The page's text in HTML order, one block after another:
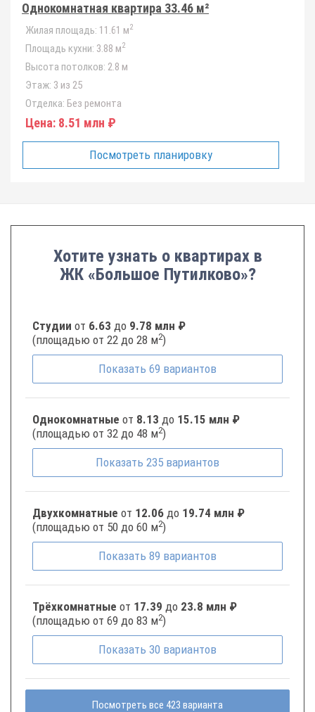
Однокомнатная квартира 33.46 м²
Жилая площадь: 11.61 м2
Площадь кухни: 3.88 м2
Высота потолков: 2.8 м
Этаж: 3 из 25
Отделка: Без ремонта
Цена: 8.51 млн ₽
Посмотреть планировку
Хотите узнать о квартирах в
ЖК «Большое Путилково»?
Студии от 6.63 до 9.78 млн ₽
(площадью от 22 до 28 м2)
Показать 69 вариантов
Однокомнатные от 8.13 до 15.15 млн ₽
(площадью от 32 до 48 м2)
Показать 235 вариантов
Двухкомнатные от 12.06 до 19.74 млн ₽
(площадью от 50 до 60 м2)
Показать 89 вариантов
Трёхкомнатные от 17.39 до 23.8 млн ₽
(площадью от 69 до 83 м2)
Показать 30 вариантов
Посмотреть все 423 варианта